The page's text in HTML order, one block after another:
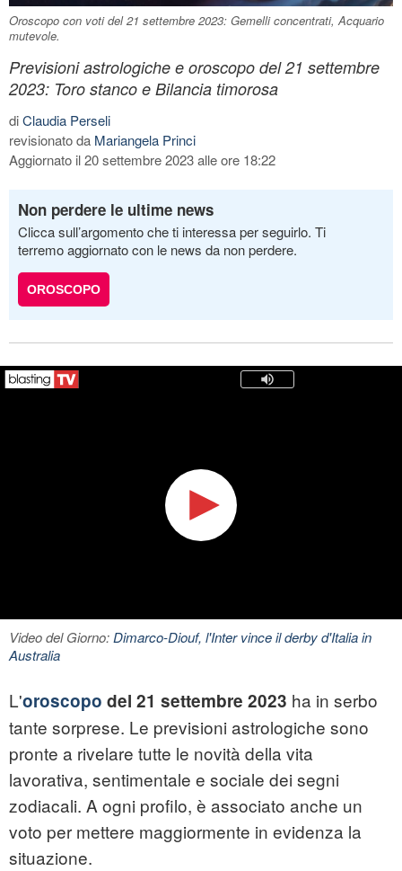
Oroscopo con voti del 21 settembre 2023: Gemelli concentrati, Acquario
mutevole.
Previsioni astrologiche e oroscopo del 21 settembre
2023: Toro stanco e Bilancia timorosa
diClaudia Perseli
revisionato da Mariangela Princi
Aggiornato il 20 settembre 2023 alle ore 18:22
Non perdere le ultime news
Clicca sull’argomento che ti interessa per seguirlo. Ti
terremo aggiornato con le news da non perdere.
OROSCOPO
Video del Giorno:Dimarco-Diouf, l'Inter vince il derby d'Italia in
Australia
L'oroscopo del 21 settembre 2023 ha in serbo
tante sorprese. Le previsioni astrologiche sono
pronte a rivelare tutte le novità della vita
lavorativa, sentimentale e sociale dei segni
zodiacali. A ogni profilo, è associato anche un
voto per mettere maggiormente in evidenza la
situazione.